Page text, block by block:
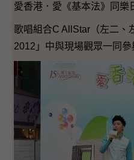
愛香港．愛《基本法》同樂
歌唱組合C AllStar（左二、
2012」中與現場觀眾一同